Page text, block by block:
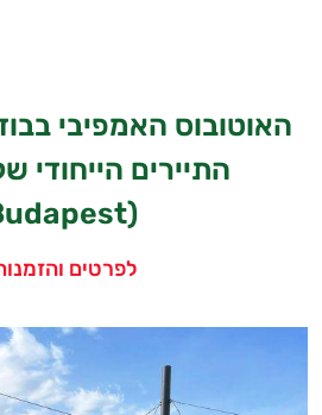
האוטובוס האמפיבי
התיירים הייחודי
(Budapest)
לפרטים